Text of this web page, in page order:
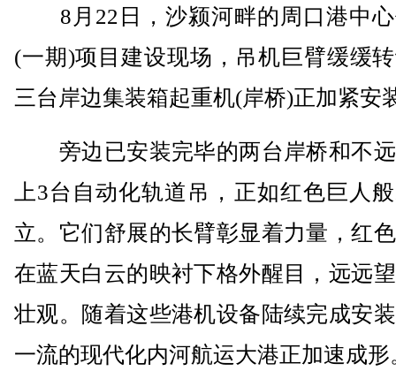
8月22日，沙颍河畔的周口港中心
(一期)项目建设现场，吊机巨臂缓缓
三台岸边集装箱起重机(岸桥)正加紧安
旁边已安装完毕的两台岸桥和不
上3台自动化轨道吊，正如红色巨人
立。它们舒展的长臂彰显着力量，红
在蓝天白云的映衬下格外醒目，远远
壮观。随着这些港机设备陆续完成安
一流的现代化内河航运大港正加速成形